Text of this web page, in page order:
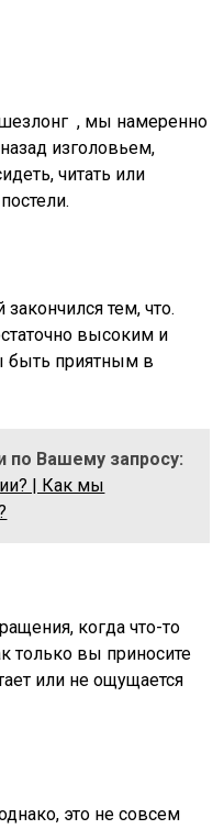
, мы намеренно
изголовьем,
читать или
тем, что.
высоким и
быть приятным в
по Вашему запросу:
| Как мы
когда что-то
только вы приносите
или не ощущается
это не совсем